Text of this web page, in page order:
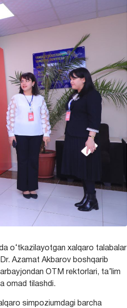
o‘tkazilayotgan xalqaro talabalar
Azamat Akbarov boshqarib
OTM rektorlari, ta’lim
omad tilashdi.
simpoziumdagi barcha